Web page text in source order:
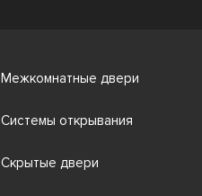
Межкомнатные двери
Системы открывания
Скрытые двери